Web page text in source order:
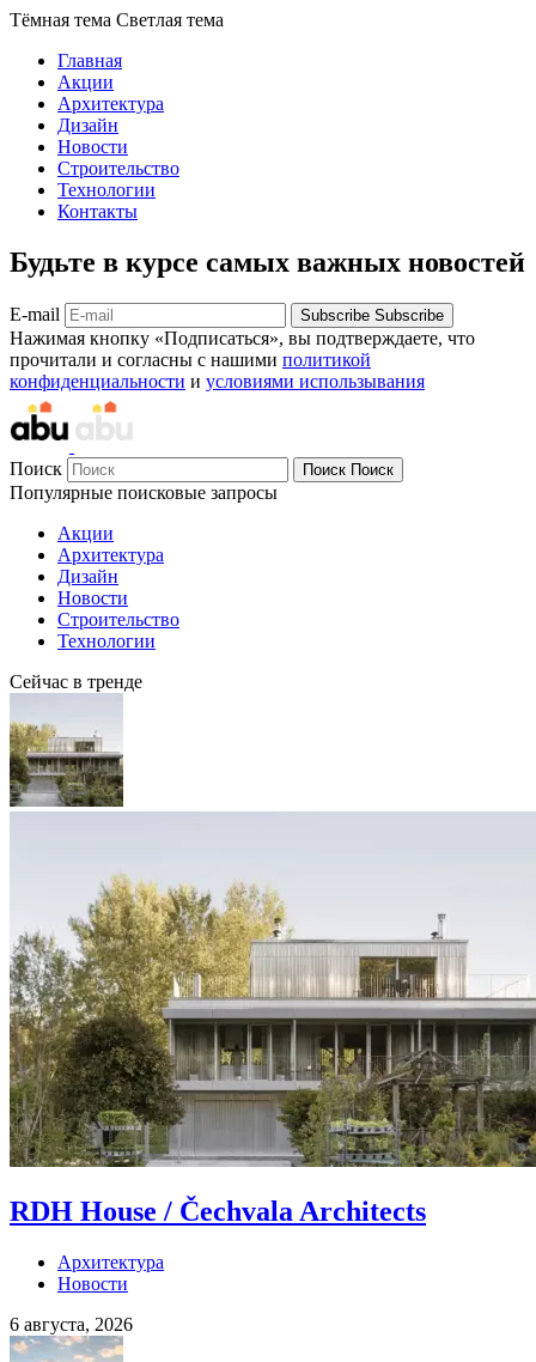
Тёмная тема Светлая тема
Главная
Акции
Архитектура
Дизайн
Новости
Строительство
Технологии
Контакты
Будьте в курсе самых важных новостей
E-mail Subscribe Subscribe
Нажимая кнопку «Подписаться», вы подтверждаете, что
прочитали и согласны с нашими политикой
конфиденциальности и условиями использывания
Поиск Поиск Поиск
Популярные поисковые запросы
Акции
Архитектура
Дизайн
Новости
Строительство
Технологии
Сейчас в тренде
RDH House / Čechvala Architects
Архитектура
Новости
6 августа, 2026